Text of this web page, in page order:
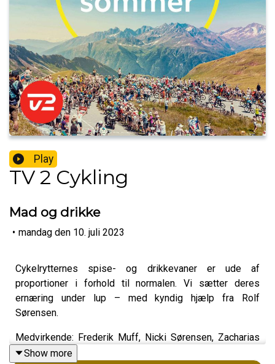
Play
TV 2 Cykling
Mad og drikke
• mandag den 10. juli 2023
Cykelrytternes spise- og drikkevaner er ude af
proportioner i forhold til normalen. Vi sætter deres
ernæring under lup – med kyndig hjælp fra Rolf
Sørensen.
Medvirkende: Frederik Muff, Nicki Sørensen, Zacharias
Spliid og Rolf Sørensen.
Show more